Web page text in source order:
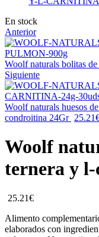
Availability:
En stock
Anterior
Woolf naturals bolitas
Siguiente
Woolf naturals huesos
condroitina 24Gr 25.21
Woolf
ternera y
25.21€
Alimento
elaborados con